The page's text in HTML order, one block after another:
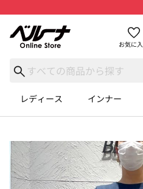
お気に
レディース インナー